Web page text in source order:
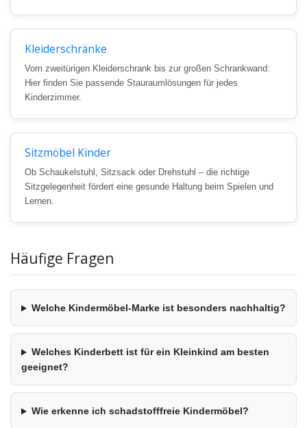
Kleiderschränke
Vom zweitürigen Kleiderschrank bis zur großen Schrankwand:
Hier finden Sie passende Stauraumlösungen für jedes
Kinderzimmer.
Sitzmöbel Kinder
Ob Schaukelstuhl, Sitzsack oder Drehstuhl – die richtige
Sitzgelegenheit fördert eine gesunde Haltung beim Spielen und
Lernen.
Häufige Fragen
Welche Kindermöbel-Marke ist besonders nachhaltig?
Welches Kinderbett ist für ein Kleinkind am besten
geeignet?
Wie erkenne ich schadstofffreie Kindermöbel?